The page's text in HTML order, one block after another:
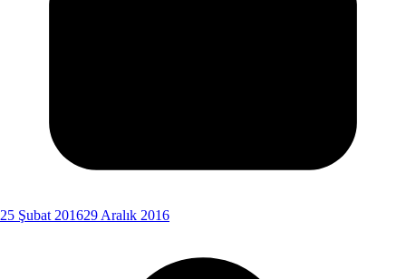
25 Şubat 201629 Aralık 2016